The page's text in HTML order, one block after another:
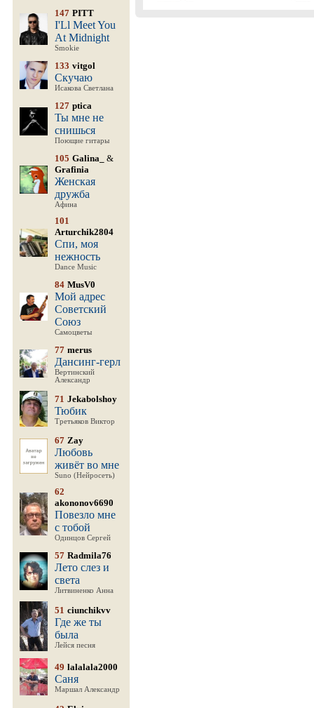
147 PITT
I'Ll Meet You
At Midnight
Smokie
133 vitgol
Скучаю
Исакова Светлана
127 ptica
Ты мне не
снишься
Поющие гитары
105 Galina_
&
Grafinia
Женская
дружба
Афина
101
Arturchik2804
Спи, моя
нежность
Dance Music
84 MusV0
Мой адрес
Советский
Союз
Самоцветы
77 merus
Дансинг-герл
Вертинский
Александр
71 Jekabolshoy
Тюбик
Третьяков Виктор
67 Zay
Любовь
живёт во мне
Suno (Нейросеть)
62
akononov6690
Повезло мне
с тобой
Одинцов Сергей
57 Radmila76
Лето слез и
света
Литвиненко Анна
51 ciunchikvv
Где же ты
была
Лейся песня
49 lalalala2000
Саня
Маршал Александр